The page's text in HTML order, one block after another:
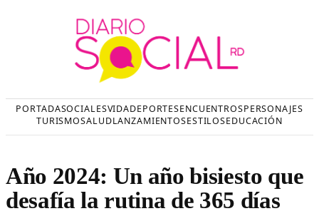
PORTADASOCIALESVIDADEPORTESENCUENTROSPERSONAJES
TURISMOSALUDLANZAMIENTOSESTILOSEDUCACIÓN
Año 2024: Un año bisiesto que
desafía la rutina de 365 días